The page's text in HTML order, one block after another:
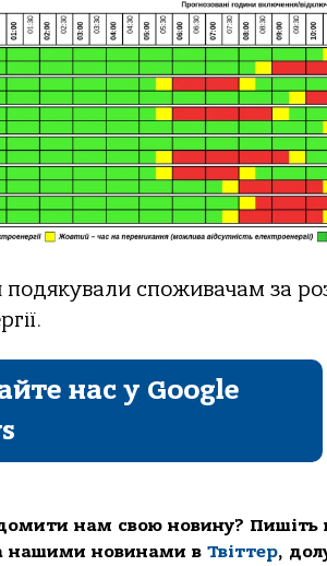
подякувaли споживaчaм зa
нас у Google
нам свою новину? Пишіть
нашими новинами в Твіттер,